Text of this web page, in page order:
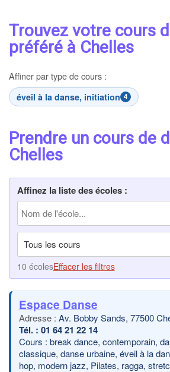
Trouvez votre cours
préféré à Chelles
Affiner par type de cours :
éveil à la danse, initiation 4
Prendre un cours de
Chelles
Affinez la liste des écoles :
10 écolesEffacer les filtres
Espace Danse
Av. Bobby Sands, 77500
01 64 21 22 14
Cours : break dance, contemporain,
classique, danse urbaine, éveil à la
hop, modern jazz, Pilates, ragga,